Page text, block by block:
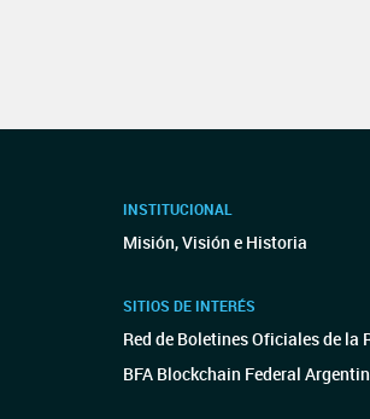
INSTITUCIONAL
Misión, Visión e Historia
SITIOS DE INTERÉS
Red de Boletines Oficiales de la
BFA Blockchain Federal